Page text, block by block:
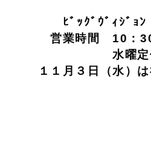
ﾝ 五反
30～19
１１月３日（水）